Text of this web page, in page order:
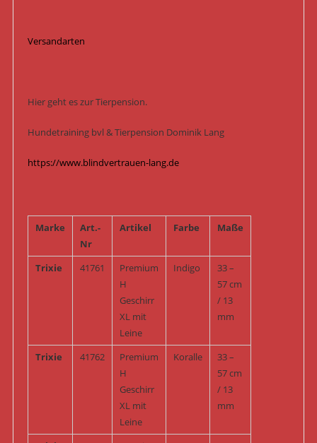
Versandarten
Hier geht es zur Tierpension.
Hundetraining bvl & Tierpension Dominik Lang
https://www.blindvertrauen-lang.de
Marke
Art.-
Nr
Artikel Farbe Maße
Trixie 41761
Premium
H
Geschirr
XL mit
Leine
Indigo
33 –
57 cm
/ 13
mm
Trixie 41762
Premium
H
Geschirr
XL mit
Leine
Koralle
33 –
57 cm
/ 13
mm